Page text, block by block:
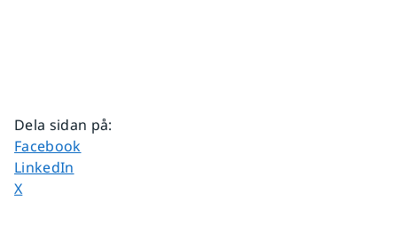
Dela sidan på:
Dela sidan på
Facebook
Dela sidan på
LinkedIn
Dela sidan på
X